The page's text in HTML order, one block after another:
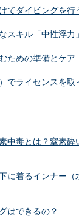
てダイビングを行
スキル「中性浮力
ための準備とケア
でライセンスを取
中毒とは？窒素酔
に着るインナー（
はできるの？